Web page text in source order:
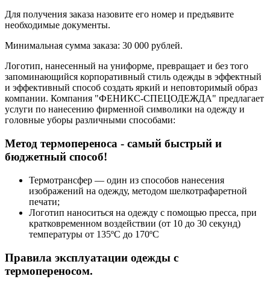
Для получения заказа назовите его номер и предъявите
необходимые документы.
Минимальная сумма заказа: 30 000 рублей.
Логотип, нанесенный на униформе, превращает и без того
запоминающийся корпоративный стиль одежды в эффектный
и эффективный способ создать яркий и неповторимый образ
компании. Компания "ФЕНИКС-СПЕЦОДЕЖДА" предлагает
услуги по нанесению фирменной символики на одежду и
головные уборы различными способами:
Метод термопереноса - самый быстрый и
бюджетный способ!
Термотрансфер — один из способов нанесения
изображений на одежду, методом шелкотрафаретной
печати;
Логотип наноситься на одежду с помощью пресса, при
кратковременном воздействии (от 10 до 30 секунд)
температуры от 135ºС до 170ºС
Правила эксплуатации одежды с
термопереносом.